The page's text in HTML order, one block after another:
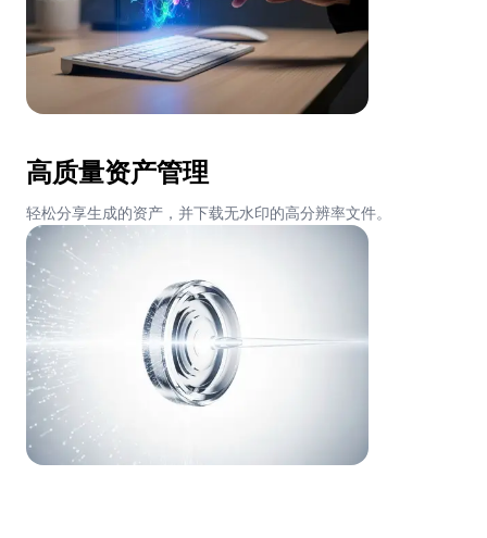
高质量资产管理
轻松分享生成的资产，并下载无水印的高分辨率文件。